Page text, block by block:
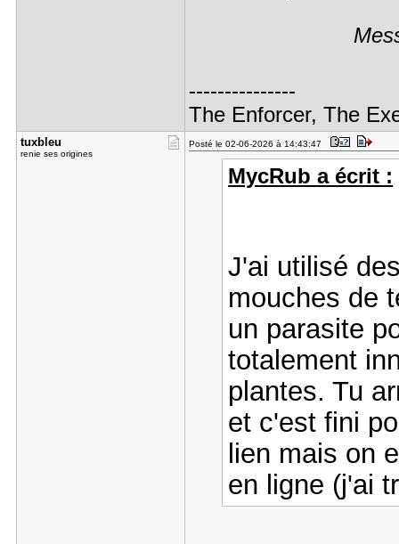
---------------
The Enforcer, The
tuxbleu
renie ses origines
Posté le 02-06-2026 à 14:43:47
MycRub a écrit :
J'ai utilisé
mouches de
un parasite
totalement
plantes. Tu
et c'est fini
lien mais on
en ligne (j'ai